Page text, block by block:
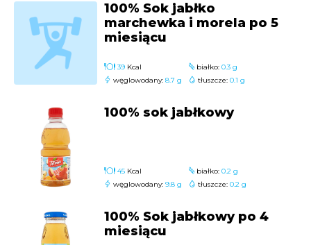
100% Sok jabłko
marchewka i morela po 5
miesiącu
39 Kcal
węglowodany: 8.7 g
białko: 0.3 g
tłuszcze: 0.1 g
100% sok jabłkowy
45 Kcal
węglowodany: 9.8 g
białko: 0.2 g
tłuszcze: 0.2 g
100% Sok jabłkowy po 4
miesiącu